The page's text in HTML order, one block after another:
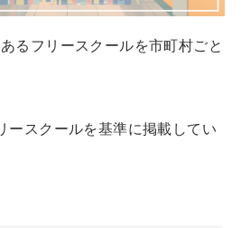
るフリースクールを市町村ごと
ースクールを基準に掲載してい